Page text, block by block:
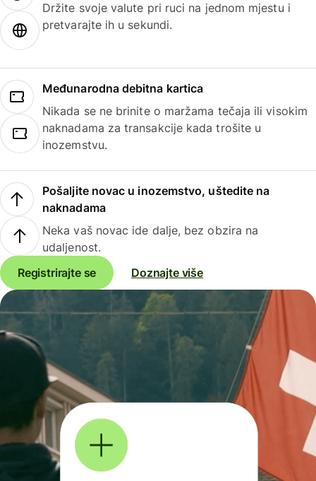
Držite svoje valute pri ruci na jednom mjestu i
pretvarajte ih u sekundi.
Međunarodna debitna kartica
Nikada se ne brinite o maržama tečaja ili visokim
naknadama za transakcije kada trošite u
inozemstvu.
Pošaljite novac u inozemstvo, uštedite na
naknadama
Neka vaš novac ide dalje, bez obzira na
udaljenost.
Registrirajte se
Doznajte više